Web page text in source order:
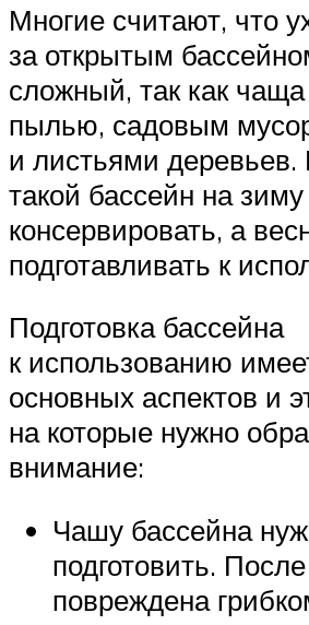
Многие считают, что
за открытым
сложный, так как чаща
пылью, садовым
и листьями деревьев.
такой бассейн на
консервировать, а
подготавливать к
Подготовка бассейна
к использованию
основных аспектов и
на которые нужно
внимание:
Чашу бассейна
подготовить.
повреждена